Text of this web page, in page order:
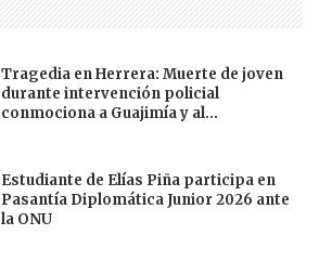
Tragedia en Herrera: Muerte de joven
durante intervención policial
conmociona a Guajimía y al...
Estudiante de Elías Piña participa en
Pasantía Diplomática Junior 2026 ante
la ONU